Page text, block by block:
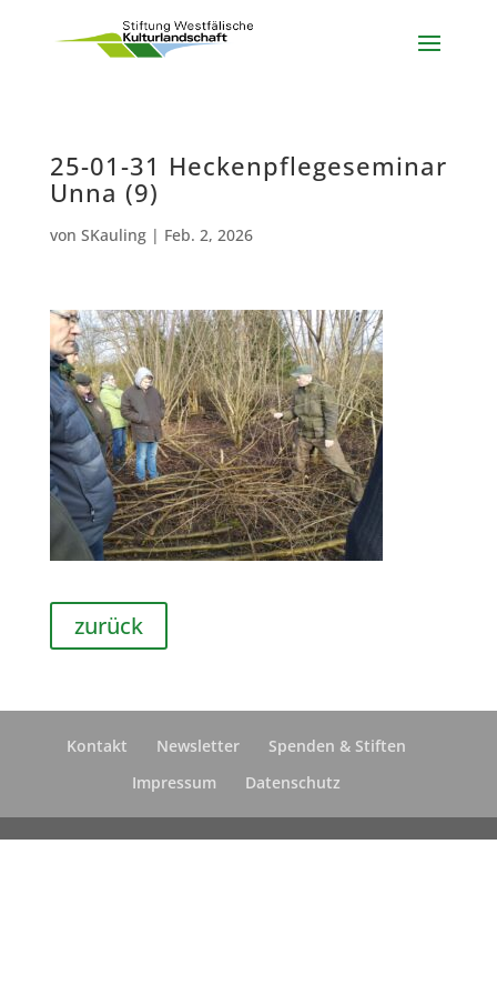
25-01-31 Heckenpflegeseminar
Unna (9)
von SKauling| Feb. 2, 2026
zurück
Kontakt Newsletter
Spenden & Stiften
Impressum
Datenschutz